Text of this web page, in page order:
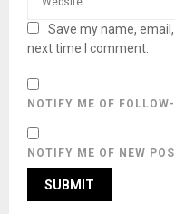
Save my name,
next time I comment.
NOTIFY ME OF
NOTIFY ME OF NEW